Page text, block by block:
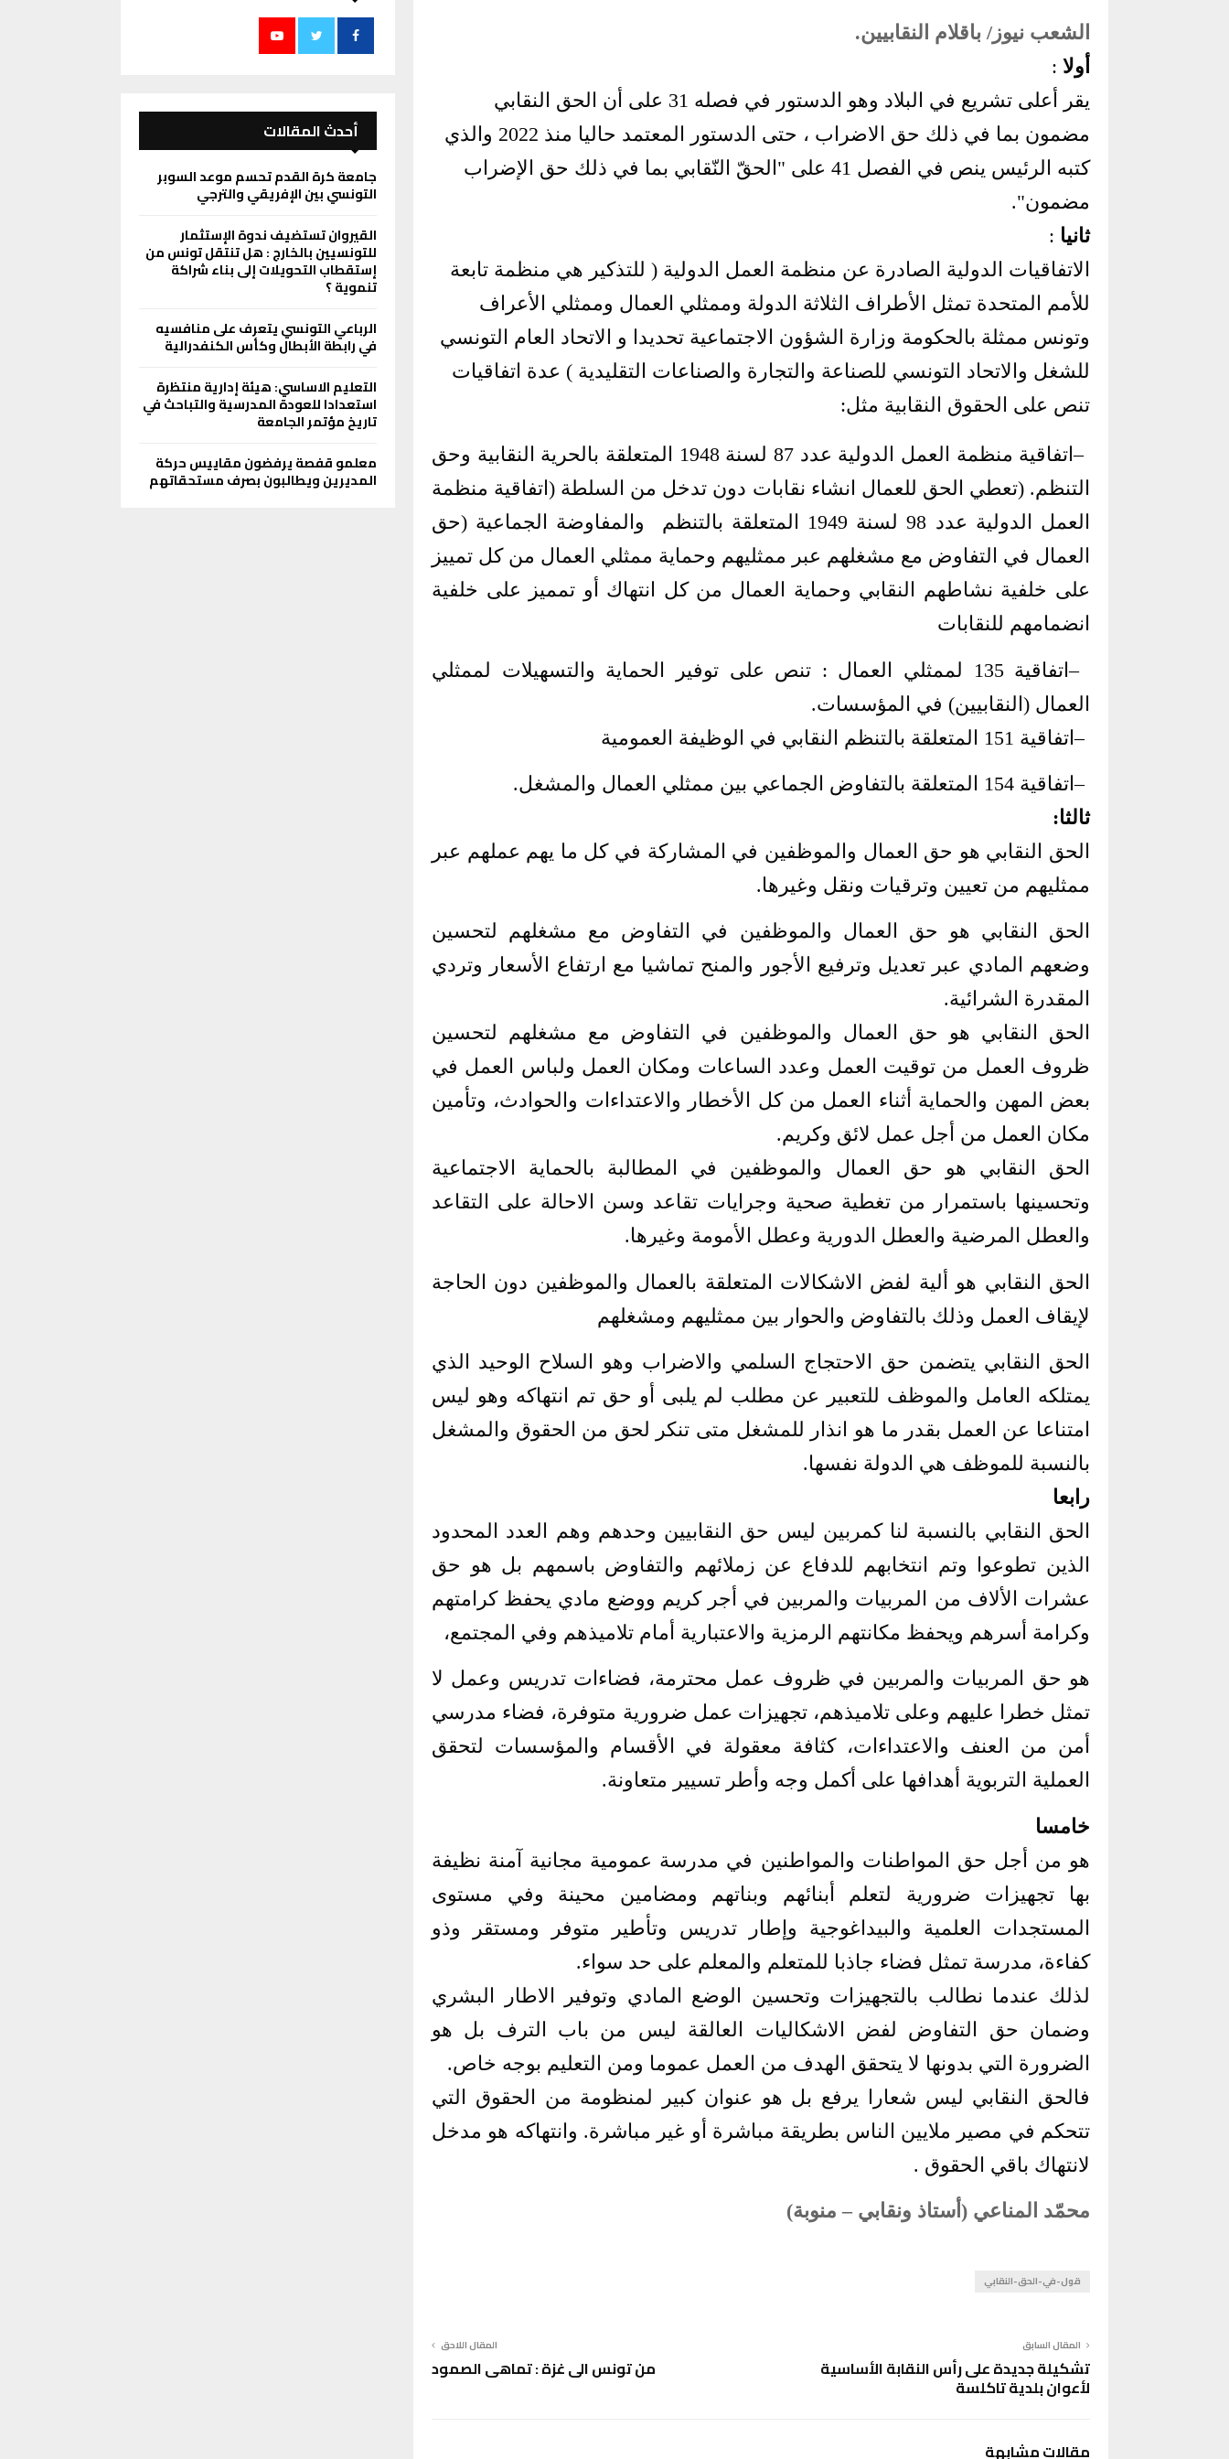
الشعب نيوز/ باقلام النقابيين.
أولا :
يقر أعلى تشريع في البلاد وهو الدستور في فصله 31 على أن الحق النقابي
مضمون بما في ذلك حق الاضراب ، حتى الدستور المعتمد حاليا منذ 2022 والذي
كتبه الرئيس ينص في الفصل 41 على "الحقّ النّقابي بما في ذلك حق الإضراب
مضمون."
ثانيا :
الاتفاقيات الدولية الصادرة عن منظمة العمل الدولية ( للتذكير هي منظمة تابعة
للأمم المتحدة تمثل الأطراف الثلاثة الدولة وممثلي العمال وممثلي الأعراف
وتونس ممثلة بالحكومة وزارة الشؤون الاجتماعية تحديدا و الاتحاد العام التونسي
للشغل والاتحاد التونسي للصناعة والتجارة والصناعات التقليدية ) عدة اتفاقيات
تنص على الحقوق النقابية مثل:
–
اتفاقية منظمة العمل الدولية عدد 87 لسنة 1948 المتعلقة بالحرية النقابية وحق
التنظم. (تعطي الحق للعمال انشاء نقابات دون تدخل من السلطة )اتفاقية منظمة
العمل الدولية عدد 98 لسنة 1949 المتعلقة بالتنظم والمفاوضة الجماعية (حق
العمال في التفاوض مع مشغلهم عبر ممثليهم وحماية ممثلي العمال من كل تمييز
على خلفية نشاطهم النقابي وحماية العمال من كل انتهاك أو تمميز على خلفية
انضمامهم للنقابات
–
اتفاقية 135 لممثلي العمال : تنص على توفير الحماية والتسهيلات لممثلي
العمال (النقابيين) في المؤسسات.
–اتفاقية 151 المتعلقة بالتنظم النقابي في الوظيفة العمومية
–اتفاقية 154 المتعلقة بالتفاوض الجماعي بين ممثلي العمال والمشغل
.
ثالثا:
الحق النقابي هو حق العمال والموظفين في المشاركة في كل ما يهم عملهم عبر
ممثليهم من تعيين وترقيات ونقل وغيرها.
الحق النقابي هو حق العمال والموظفين في التفاوض مع مشغلهم لتحسين
وضعهم المادي عبر تعديل وترفيع الأجور والمنح تماشيا مع ارتفاع الأسعار وتردي
المقدرة الشرائية.
الحق النقابي هو حق العمال والموظفين في التفاوض مع مشغلهم لتحسين
ظروف العمل من توقيت العمل وعدد الساعات ومكان العمل ولباس العمل في
بعض المهن والحماية أثناء العمل من كل الأخطار والاعتداءات والحوادث، وتأمين
مكان العمل من أجل عمل لائق وكريم.
الحق النقابي هو حق العمال والموظفين في المطالبة بالحماية الاجتماعية
وتحسينها باستمرار من تغطية صحية وجرايات تقاعد وسن الاحالة على التقاعد
والعطل المرضية والعطل الدورية وعطل الأمومة وغيرها.
الحق النقابي هو ألية لفض الاشكالات المتعلقة بالعمال والموظفين دون الحاجة
لإيقاف العمل وذلك بالتفاوض والحوار بين ممثليهم ومشغلهم
الحق النقابي يتضمن حق الاحتجاج السلمي والاضراب وهو السلاح الوحيد الذي
يمتلكه العامل والموظف للتعبير عن مطلب لم يلبى أو حق تم انتهاكه وهو ليس
امتناعا عن العمل بقدر ما هو انذار للمشغل متى تنكر لحق من الحقوق والمشغل
بالنسبة للموظف هي الدولة نفسها.
رابعا
الحق النقابي بالنسبة لنا كمربين ليس حق النقابيين وحدهم وهم العدد المحدود
الذين تطوعوا وتم انتخابهم للدفاع عن زملائهم والتفاوض باسمهم بل هو حق
عشرات الألاف من المربيات والمربين في أجر كريم ووضع مادي يحفظ كرامتهم
وكرامة أسرهم ويحفظ مكانتهم الرمزية والاعتبارية أمام تلاميذهم وفي المجتمع،
هو حق المربيات والمربين في ظروف عمل محترمة، فضاءات تدريس وعمل لا
تمثل خطرا عليهم وعلى تلاميذهم، تجهيزات عمل ضرورية متوفرة، فضاء مدرسي
أمن من العنف والاعتداءات، كثافة معقولة في الأقسام والمؤسسات لتحقق
العملية التربوية أهدافها على أكمل وجه وأطر تسيير متعاونة.
خامسا
هو من أجل حق المواطنات والمواطنين في مدرسة عمومية مجانية آمنة نظيفة
بها تجهيزات ضرورية لتعلم أبنائهم وبناتهم ومضامين محينة وفي مستوى
المستجدات العلمية والبيداغوجية وإطار تدريس وتأطير متوفر ومستقر وذو
كفاءة، مدرسة تمثل فضاء جاذبا للمتعلم والمعلم على حد سواء.
لذلك عندما نطالب بالتجهيزات وتحسين الوضع المادي وتوفير الاطار البشري
وضمان حق التفاوض لفض الاشكاليات العالقة ليس من باب الترف بل هو
الضرورة التي بدونها لا يتحقق الهدف من العمل عموما ومن التعليم بوجه خاص.
فالحق النقابي ليس شعارا يرفع بل هو عنوان كبير لمنظومة من الحقوق التي
تتحكم في مصير ملايين الناس بطريقة مباشرة أو غير مباشرة. وانتهاكه هو مدخل
لانتهاك باقي الحقوق .
محمّد المناعي (أستاذ ونقابي – منوبة)
قول-في-الحق-النقابي
المقال السابق
تشكيلة جديدة على رأس النقابة الأساسية
لأعوان بلدية تاكلسة
المقال اللاحق
من تونس الى غزة : تماهي الصمود
مقالات مشابهة
أحدث المقالات
جامعة كرة القدم تحسم موعد السوبر
التونسي بين الإفريقي والترجي
القيروان تستضيف ندوة الإستثمار
للتونسيين بالخارج : هل تنتقل تونس من
إستقطاب التحويلات إلى بناء شراكة
تنموية ؟
الرباعي التونسي يتعرف على منافسيه
في رابطة الأبطال وكأس الكنفدرالية
التعليم الاساسي: هيئة إدارية منتظرة
استعدادا للعودة المدرسية والتباحث في
تاريخ مؤتمر الجامعة
معلمو قفصة يرفضون مقاييس حركة
المديرين ويطالبون بصرف مستحقاتهم